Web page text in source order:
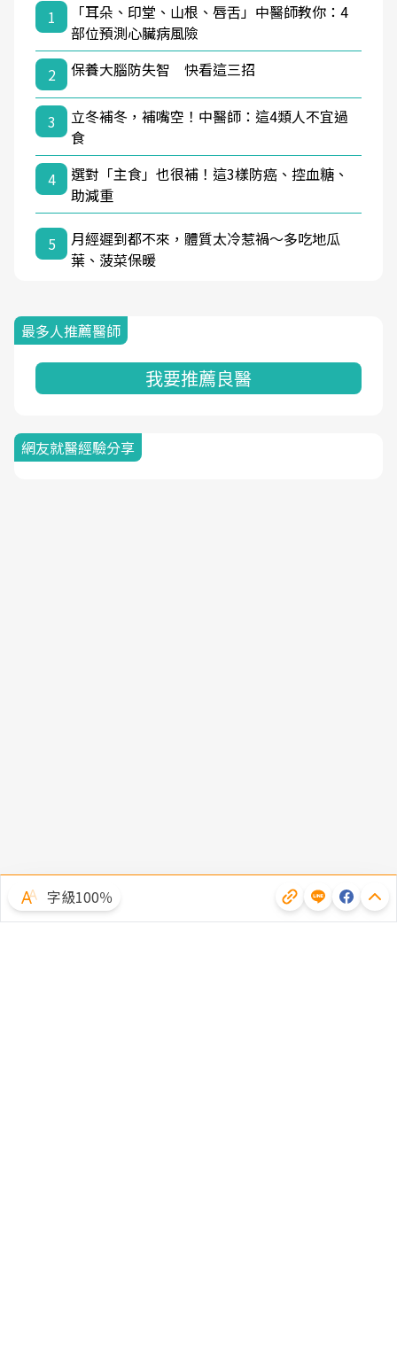
1
「耳朵、印堂、山根、唇舌」中醫師教你：4
部位預測心臟病風險
2
保養大腦防失智 快看這三招
3
立冬補冬，補嘴空！中醫師：這4類人不宜過
食
4
選對「主食」也很補！這3樣防癌、控血糖、
助減重
5
月經遲到都不來，體質太冷惹禍〜多吃地瓜
葉、菠菜保暖
最多人推薦醫師
我要推薦良醫
網友就醫經驗分享
字級100％